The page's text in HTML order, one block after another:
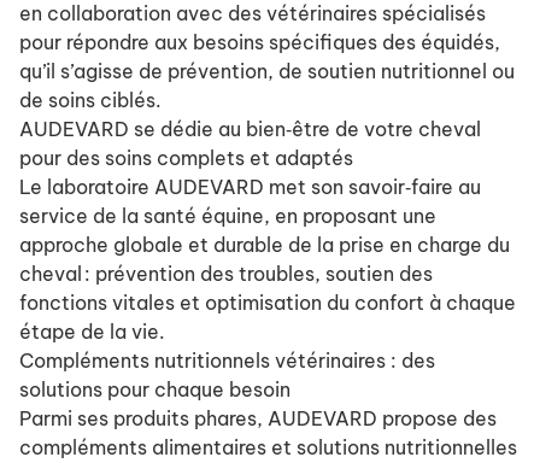
en collaboration avec des vétérinaires spécialisés
pour répondre aux besoins spécifiques des équidés,
qu’il s’agisse de prévention, de soutien nutritionnel ou
de soins ciblés.
AUDEVARD se dédie au bien‑être de votre cheval
pour des soins complets et adaptés
Le laboratoire AUDEVARD met son savoir‑faire au
service de la santé équine, en proposant une
approche globale et durable de la prise en charge du
cheval : prévention des troubles, soutien des
fonctions vitales et optimisation du confort à chaque
étape de la vie.
Compléments nutritionnels vétérinaires : des
solutions pour chaque besoin
Parmi ses produits phares, AUDEVARD propose des
compléments alimentaires et solutions nutritionnelles